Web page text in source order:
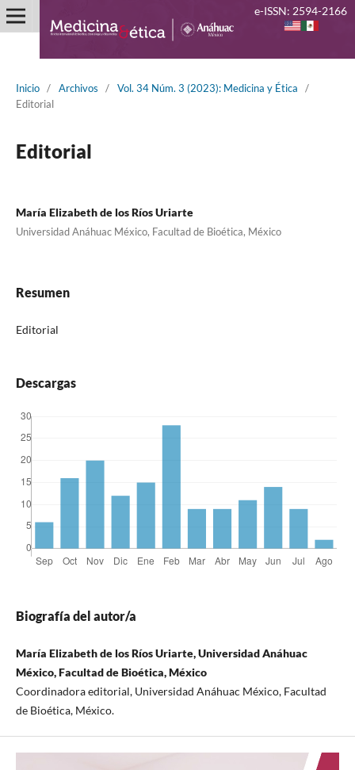
Inicio / Archivos / Vol. 34 Núm. 3 (2023): Medicina y Ética
/
Editorial
Editorial
María Elizabeth de los Ríos Uriarte
Universidad Anáhuac México, Facultad de Bioética, México
Resumen
Editorial
Descargas
Biografía del autor/a
María Elizabeth de los Ríos Uriarte, Universidad Anáhuac
México, Facultad de Bioética, México
Coordinadora editorial, Universidad Anáhuac México, Facultad
de Bioética, México.
e-ISSN: 2594-2166